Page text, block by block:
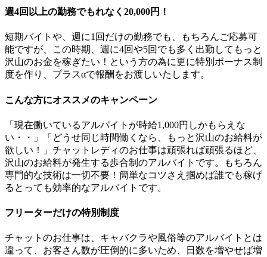
週4回以上の勤務でもれなく20,000円！
短期バイトや、週に1回だけの勤務でも、もちろんご応募可
能ですが、この時期、週に4回や5回でも多く出勤してもっと
沢山のお金を稼ぎたい！という方の為に更に特別ボーナス制
度を作り、プラスαで報酬をお渡しいたします。
こんな方にオススメのキャンペーン
「現在働いているアルバイトが時給1,000円しかもらえな
い・・」「どうせ同じ時間働くなら、もっと沢山のお給料が
欲しい！」チャットレディのお仕事は頑張れば頑張るほど、
沢山のお給料が発生する歩合制のアルバイトです。もちろん
専門的な技術は一切不要！簡単なコツさえ掴めば誰でも稼げ
るとっても効率的なアルバイトです。
フリーターだけの特別制度
チャットのお仕事は、キャバクラや風俗等のアルバイトとは
違って、お客さん数が圧倒的に多いため、日数を増やせば増